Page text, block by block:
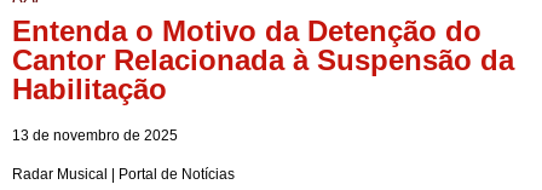
Entenda o Motivo da Detenção do
Cantor Relacionada à Suspensão da
Habilitação
13 de novembro de 2025
Radar Musical | Portal de Notícias